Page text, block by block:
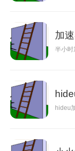
加
半小时
hideu